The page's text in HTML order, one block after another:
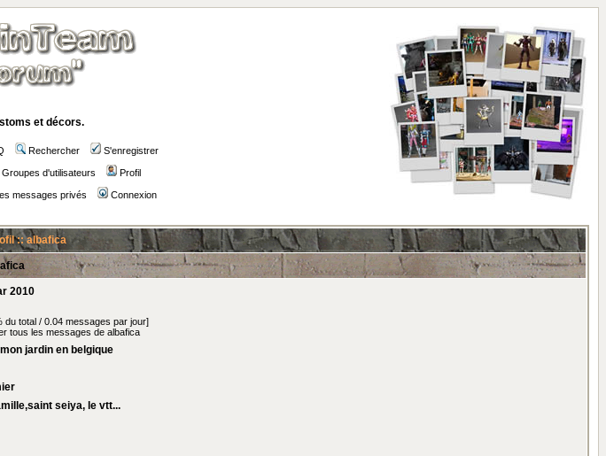
et décors.
Rechercher S'enregistrer
Groupes d'utilisateurs Profil
messages privés
Connexion
:: albafica
2010
du total / 0.04 messages par jour]
tous les messages de albafica
jardin en belgique
seiya, le vtt...